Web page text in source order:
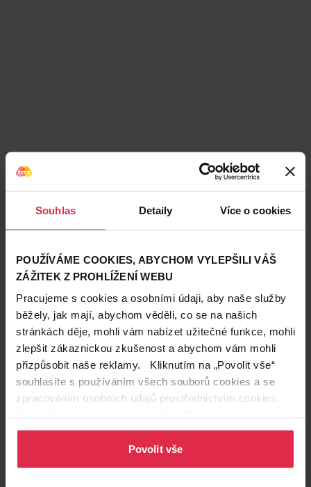
Souhlas Detaily Více o cookies
POUŽÍVÁME COOKIES, ABYCHOM VYLEPŠILI VÁŠ
ZÁŽITEK Z PROHLÍŽENÍ WEBU
Pracujeme s cookies a osobními údaji, aby naše služby
běžely, jak mají, abychom věděli, co se na našich
stránkách děje, mohli vám nabízet užitečné funkce, mohli
zlepšit zákaznickou zkušenost a abychom vám mohli
přizpůsobit naše reklamy. Kliknutím na „Povolit vše“
souhlasíte s používáním všech souborů cookies a se
zpracováním osobních údajů prostřednictvím cookies.
osobních údajů.
Povolit vše